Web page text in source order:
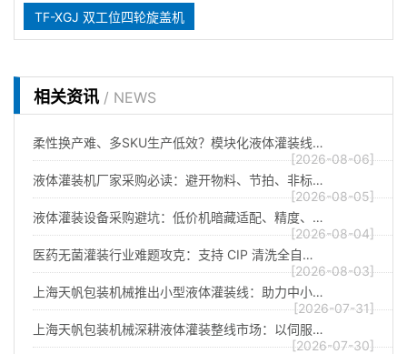
TF-XGJ 双工位四轮旋盖机
相关资讯 / NEWS
柔性换产难、多SKU生产低效？模块化液体灌装线…
[2026-08-06]
液体灌装机厂家采购必读：避开物料、节拍、非标…
[2026-08-05]
液体灌装设备采购避坑：低价机暗藏适配、精度、…
[2026-08-04]
医药无菌灌装行业难题攻克：支持 CIP 清洗全自…
[2026-08-03]
上海天帆包装机械推出小型液体灌装线：助力中小…
[2026-07-31]
上海天帆包装机械深耕液体灌装整线市场：以伺服…
[2026-07-30]